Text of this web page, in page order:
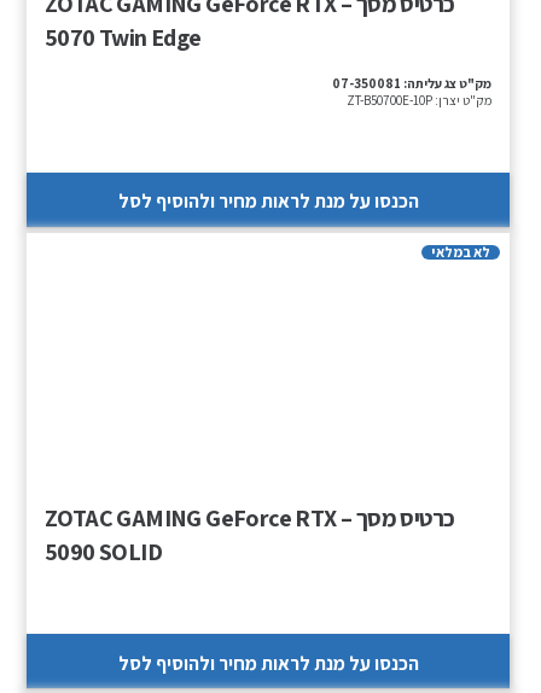
5070 Twin Edge
מק"ט צג עליתה: 07-350081
מק"ט יצרן: ZT-B50700E-10P
הכנסו על מנת לראות מחיר ולהוסיף לסל
לא במלאי
כרטיס מסך – ZOTAC GAMING GeForce RTX
5090 SOLID
הכנסו על מנת לראות מחיר ולהוסיף לסל